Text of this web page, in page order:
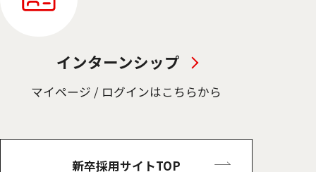
インターンシップ
マイページ / ログインはこちらから
新卒採用サイトTOP